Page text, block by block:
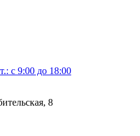
с 9:00 до 18:00
8